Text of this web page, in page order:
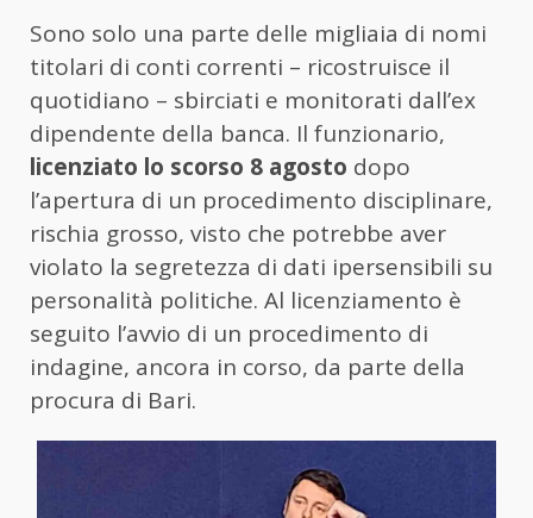
Sono solo una parte delle migliaia di nomi
titolari di conti correnti – ricostruisce il
quotidiano – sbirciati e monitorati dall’ex
dipendente della banca. Il funzionario,
licenziato lo scorso 8 agosto dopo
l’apertura di un procedimento disciplinare,
rischia grosso, visto che potrebbe aver
violato la segretezza di dati ipersensibili su
personalità politiche. Al licenziamento è
seguito l’avvio di un procedimento di
indagine, ancora in corso, da parte della
procura di Bari.